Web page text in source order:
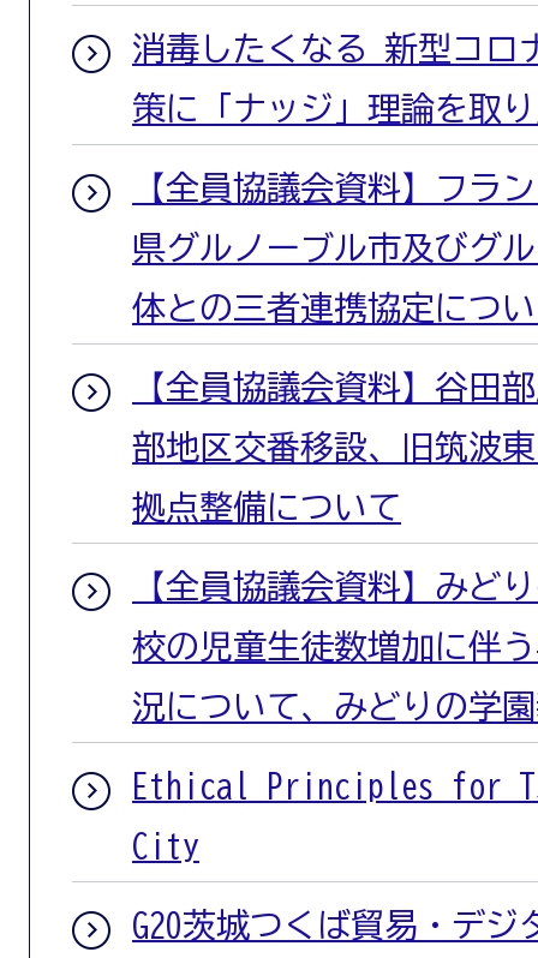
消毒したくなる 新型コロ
策に「ナッジ」理論を取
【全員協議会資料】フラ
県グルノーブル市及びグ
体との三者連携協定につ
【全員協議会資料】谷田
部地区交番移設、旧筑波
拠点整備について
【全員協議会資料】みど
校の児童生徒数増加に伴
況について、みどりの学
Ethical Principles for
City
G20茨城つくば貿易・デジ